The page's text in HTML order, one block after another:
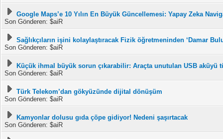
Google Maps’e 10 Yılın En Büyük Güncellemesi: Yapay Zeka
Son Gönderen: $aiR
Sağlıkçıların işini kolaylaştıracak Fizik öğretmeninden ‘Damar
Son Gönderen: $aiR
Küçük ihmal büyük sorun çıkarabilir: Araçta unutulan USB aküyü
Son Gönderen: $aiR
Türk Telekom’dan gökyüzünde dijital dönüşüm
Son Gönderen: $aiR
Kamyonlar dolusu gıda çöpe gidiyor! Nedeni şaşırtacak
Son Gönderen: $aiR